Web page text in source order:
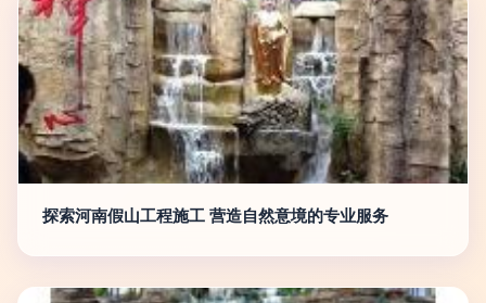
探索河南假山工程施工 营造自然意境的专业服务